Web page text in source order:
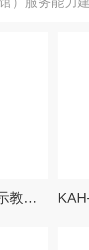
KAH-SJ医学多媒体示教反示教教学系统